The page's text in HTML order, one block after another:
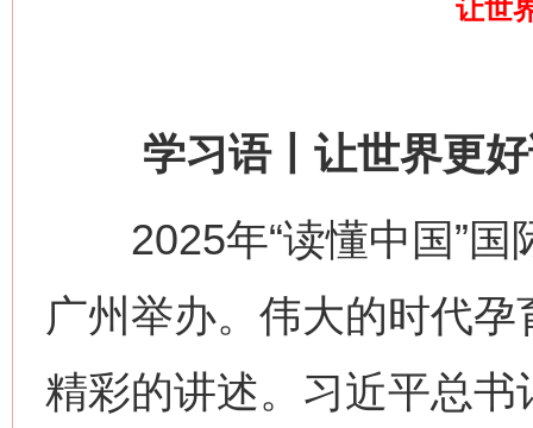
让世
学习语丨让世界更好
2025年“读懂中国”国
广州举办。伟大的时代
精彩的讲述。习近平总